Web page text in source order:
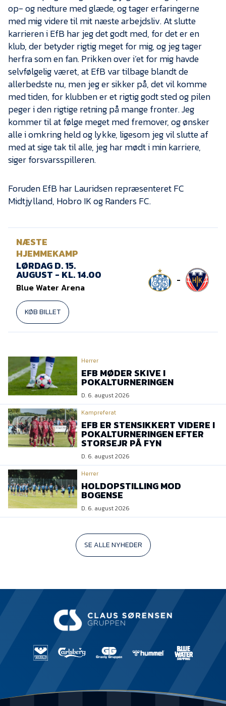
op- og nedture med glæde, og tager erfaringerne
med mig videre til mit næste arbejdsliv. At slutte
karrieren i EfB har jeg det godt med, for det er en
klub, der betyder rigtig meget for mig, og jeg tager
herfra som en fan. Prikken over i’et for mig havde
selvfølgelig været, at EfB var tilbage blandt de
allerbedste nu, men jeg er sikker på, det vil komme
med tiden, for klubben er et rigtig godt sted og pilen
peger i den rigtige retning på mange fronter. Jeg
kommer til at følge meget med fremover, og ønsker
alle i omkring held og lykke, ligesom jeg vil slutte af
med at sige tak til alle, jeg har mødt i min karriere,
siger forsvarsspilleren.
Foruden EfB har Lauridsen repræsenteret FC
Midtjylland, Hobro IK og Randers FC.
NÆSTE
HJEMMEKAMP
LØRDAG D. 15.
AUGUST - KL. 14.00
Blue Water Arena
KØB BILLET
-
Herrer
EFB MØDER SKIVE I
POKALTURNERINGEN
D. 6. august 2026
Kampreferat
EFB ER STENSIKKERT VIDERE I
POKALTURNERINGEN EFTER
STORSEJR PÅ FYN
D. 6. august 2026
Herrer
HOLDOPSTILLING MOD
BOGENSE
D. 6. august 2026
SE ALLE NYHEDER